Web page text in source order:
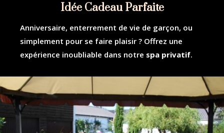
Idée Cadeau Parfaite
Anniversaire, enterrement de vie de garçon, ou
simplement pour se faire plaisir ? Offrez une
expérience inoubliable dans notre spa privatif.